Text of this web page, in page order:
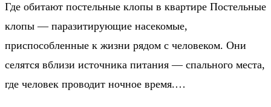
Где обитают постельные клопы в квартире Постельные
клопы — паразитирующие насекомые,
приспособленные к жизни рядом с человеком. Они
селятся вблизи источника питания — спального места,
где человек проводит ночное время.…